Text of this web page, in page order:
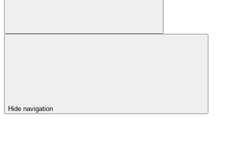
Hide navigation